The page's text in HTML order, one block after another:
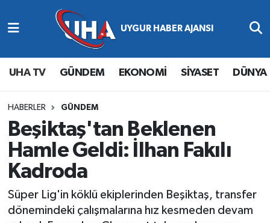
UHA TV GÜNDEM EKONOMİ SİYASET DÜNYA
HABERLER GÜNDEM
Beşiktaş'tan Beklenen
Hamle Geldi: İlhan Fakılı
Kadroda
Süper Lig'in köklü ekiplerinden Beşiktaş, transfer
dönemindeki çalışmalarına hız kesmeden devam
Abone Ol
Gündem
Ekonomi
Magazin
Siyaset
Spor
Nöbetçi Eczaneler
Hava Durumu
Namaz Vakitleri
Trafik Durumu
Süper Lig Puan Durumu ve Fikstür
Tüm Manşetler